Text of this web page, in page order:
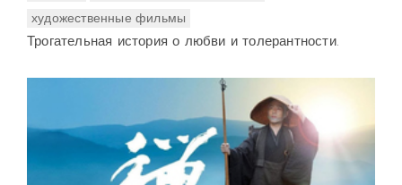
художественные фильмы
Трогательная история о любви и толерантности.